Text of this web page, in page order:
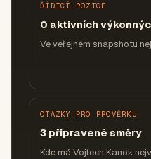
ŘÍDICÍ POZICE
0 aktivních
Ve veřejném snapshotu
OTÁZKY PRO PROVĚRKU
3 připravené směry
Kde má Vojtech Kanok